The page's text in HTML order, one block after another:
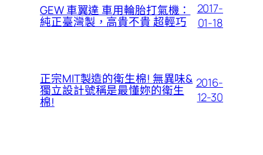
GEW 車翼達 車用輪胎打氣機：
純正臺灣製，高貴不貴 超輕巧
2017-
01-18
正宗MIT製造的衛生棉! 無異味&
獨立設計號稱是最懂妳的衛生
棉!
2016-
12-30